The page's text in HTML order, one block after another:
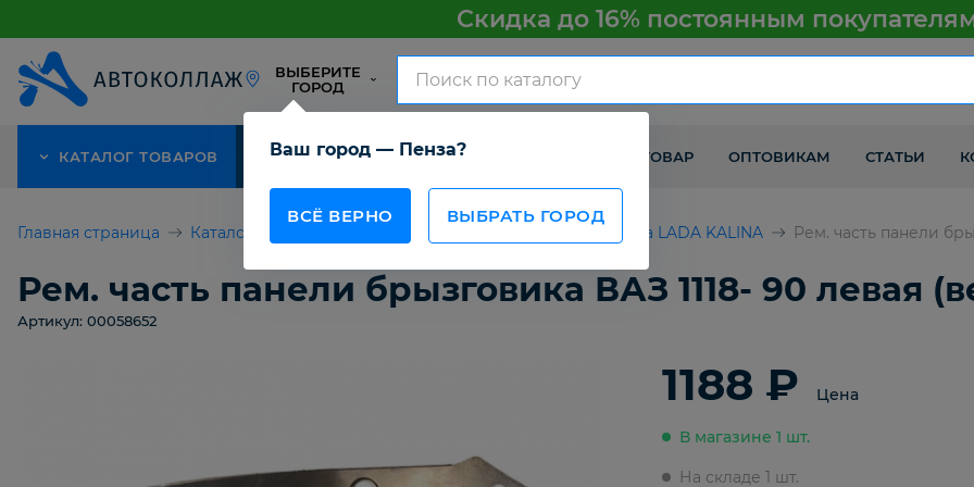
Скидка до 16% постоянным
ВЫБЕРИТЕ
ГОРОД
Ваш город — Пенза?
ВСЁ ВЕРНО ВЫБРАТЬ ГОРОД
КАТАЛОГ ТОВАРОВ АКЦИЯ О КОМПАНИИ КАК ПОЛУЧИТЬ ТОВАР ОПТОВИКАМ СТАТЬИ
Главная страница Каталог товаров Детали кузова LADA KALINA Рем. часть панели
Рем. часть панели брызговика ВАЗ 1118- 90 левая
Артикул: 00058652
1188 ₽ Цена
В магазине 1 шт.
На складе 1 шт.